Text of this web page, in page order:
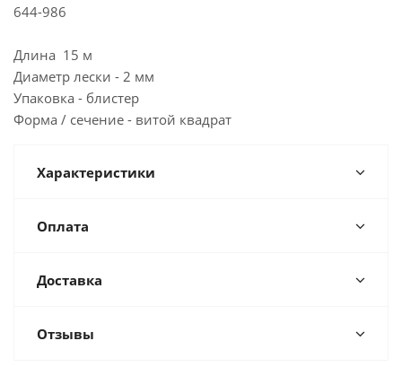
644-986
Длина 15 м
Диаметр лески - 2 мм
Упаковка - блистер
Форма / сечение - витой квадрат
Характеристики
Оплата
Доставка
Отзывы